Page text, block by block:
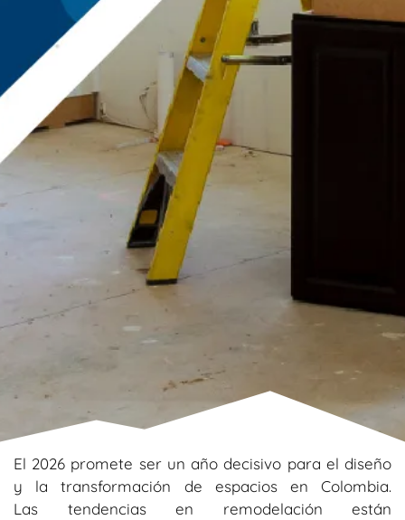
El 2026 promete ser un año decisivo para el diseño
y la transformación de espacios en Colombia.
Las tendencias en remodelación están